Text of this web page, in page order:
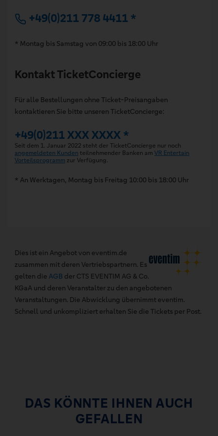
+49(0)211 778 4411 *
* Montag bis Samstag von 09:00 bis 18:00 Uhr
Kontakt TicketConcierge
Für alle Bestellungen ohne Ticket-Preisangaben
kontaktieren Sie bitte unseren TicketConcierge:
+49(0)211 XXX XXXX *
Seit dem 1. Januar 2022 steht der TicketConcierge nur noch
angemeldeten Kunden teilnehmender Banken am VR Entertain
Vorteilsprogramm zur Verfügung.
* An Werktagen, Montag bis Freitag 10:00 bis 18:00 Uhr
Dies ist ein Angebot von eventim.de
zusammen mit deren Vertriebspartnern. Es
gelten die AGB der CTS EVENTIM AG & Co.
KGaA und deren Veranstalter zu den angebotenen
Veranstaltungen. Die Abwicklung übernimmt eventim.
Schnell und unkompliziert erhalten Sie die Tickets per Post.
DAS KÖNNTE IHNEN AUCH
GEFALLEN